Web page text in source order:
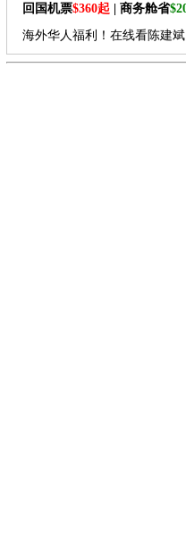
回国机票$360起 | 商务舱省
海外华人福利！在线看陈建